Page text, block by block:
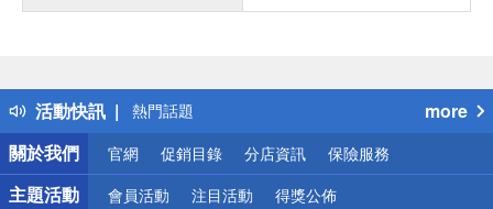
活動快訊
得獎公告
熱門話題
銀行優惠
偏遠地區配送
詐騙網頁！請小心！
more
關於我們
官網 促銷目錄 分店資訊 保險服務
主題活動 會員活動 注目活動 得獎公佈